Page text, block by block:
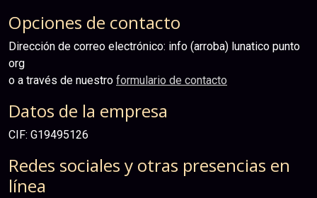
Opciones de contacto
Dirección de correo electrónico: info (arroba) lunatico punto
org
o a través de nuestro formulario de contacto
Datos de la empresa
CIF: G19495126
Redes sociales y otras presencias en
línea